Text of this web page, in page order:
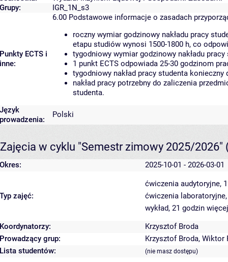
Grupy:
IGR_1N_s3
Punkty ECTS i
inne:
6.00 Podstawowe informacje o zasadach
roczny wymiar godzinowy nakładu pracy
etapu studiów wynosi 1500-1800 h, co
tygodniowy wymiar godzinowy nakładu
1 punkt ECTS odpowiada 25-30 godzinom
tygodniowy nakład pracy studenta
nakład pracy potrzebny do zaliczenia
studenta.
Język
prowadzenia:
Polski
Zajęcia w cyklu "Semestr zimowy 2025/2026"
Okres: 2025-10-01 - 2026-03-01
Typ zajęć:
ćwiczenia audytoryjne,
ćwiczenia
wykład, 21 godzin
Koordynatorzy:
Krzysztof Broda
Prowadzący grup:
Krzysztof Broda, Wiktor
Lista studentów:
(nie masz dostępu)